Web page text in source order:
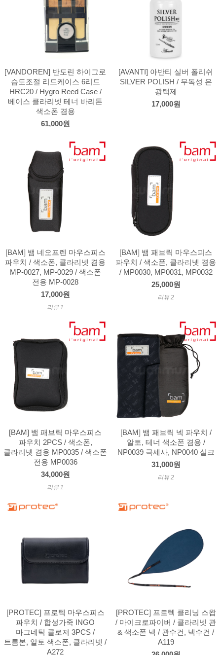
[VANDOREN] 반도린 하이그로
습도조절 리드케이스 6리드
HRC20 / Hygro Reed Case /
베이스 클라리넷 테너 바리톤
색소폰 겸용
61,000원
[AVANTI] 아반티 실버 폴리쉬
SILVER POLISH / 무독성 은
광택제
17,000원
[BAM] 뱀 네오프렌 마우스피스
파우치 / 색소폰, 클라리넷 겸용
MP-0027, MP-0029 / 색소폰
전용 MP-0028
17,000원
리뷰 1
[BAM] 뱀 패브릭 마우스피스
파우치 / 색소폰, 클라리넷 겸용
/ MP0030, MP0031, MP0032
25,000원
리뷰 2
[BAM] 뱀 패브릭 마우스피스
파우치 2PCS / 색소폰,
클라리넷 겸용 MP0035 / 색소폰
전용 MP0036
34,000원
리뷰 1
[BAM] 뱀 패브릭 넥 파우치 /
알토, 테너 색소폰 겸용 /
NP0039 극세사, NP0040 실크
31,000원
리뷰 2
[PROTEC] 프로텍 마우스피스
파우치 / 합성가죽 INGO
마그네틱 클로저 3PCS /
트롬본, 알토 색소폰, 클라리넷 /
A272
[PROTEC] 프로텍 클리닝 스왑
/ 마이크로파이버 / 클라리넷 관
& 색소폰 넥 / 관수건, 넥수건 /
A119